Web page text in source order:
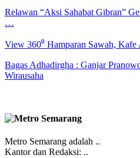
Relawan “Aksi Sahabat Gibran”
…
View 360⁰ Hamparan Sawah,
Bagas Adhadirgha : Ganjar
Wirausaha
Metro Semarang adalah ..
Kantor dan Redaksi: ..